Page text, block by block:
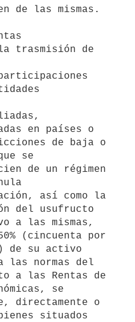
de las mismas.
trasmisión de
en países o
se
del usufructo
(cincuenta por
las normas del
se
situados